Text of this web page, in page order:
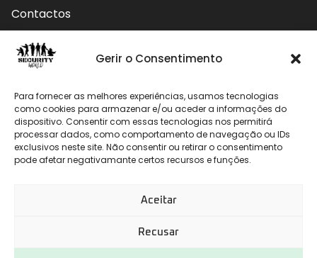
Gerir o Consentimento
Para fornecer as melhores experiências, usamos tecnologias
como cookies para armazenar e/ou aceder a informações do
dispositivo. Consentir com essas tecnologias nos permitirá
processar dados, como comportamento de navegação ou IDs
exclusivos neste site. Não consentir ou retirar o consentimento
pode afetar negativamante certos recursos e funções.
Aceitar
Recusar
Contactos
Contactos
912 009 740 (Chamada para rede móvel nacional)
geral@securityworld.pt